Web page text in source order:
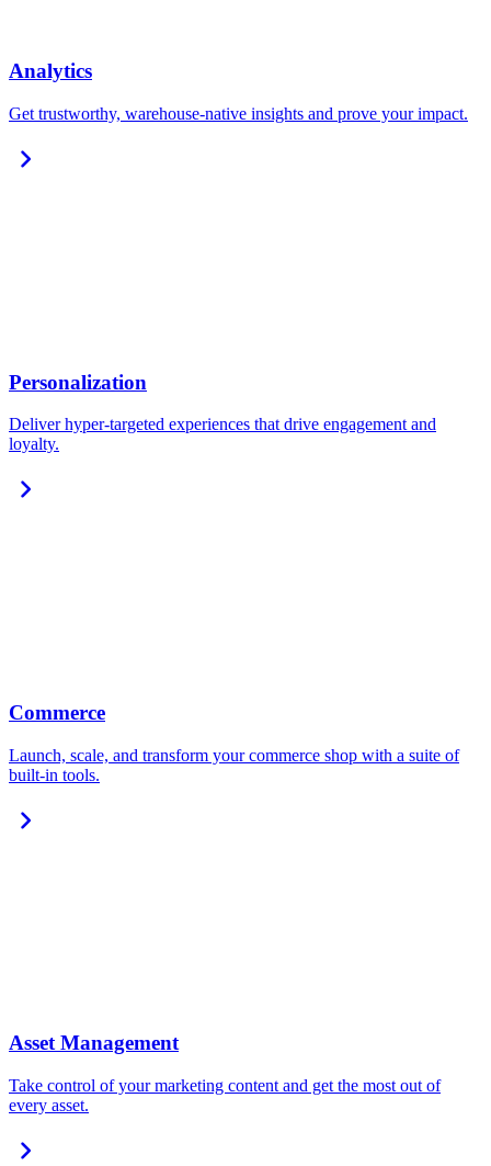
Analytics
Get trustworthy, warehouse-native insights and prove your impact.
chevron_right
Personalization
Deliver hyper-targeted experiences that drive engagement and
loyalty.
chevron_right
Commerce
Launch, scale, and transform your commerce shop with a suite of
built-in tools.
chevron_right
Asset Management
Take control of your marketing content and get the most out of
every asset.
chevron_right